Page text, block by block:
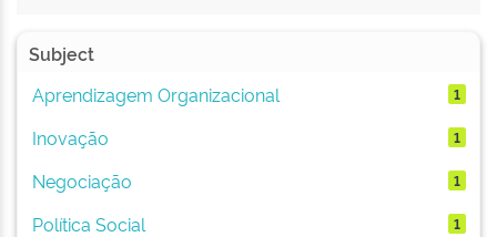
Subject
Aprendizagem Organizacional
1
Inovação 1
Negociação 1
Política Social 1